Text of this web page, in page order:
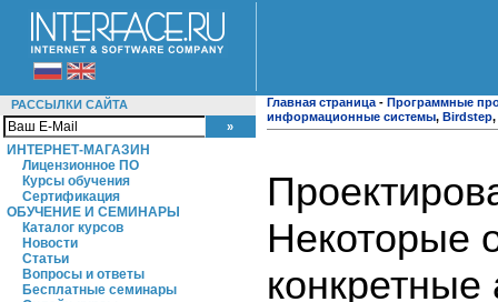
РАССЫЛКИ САЙТА
ИНТЕРНЕТ-МАГАЗИН
Лицензионное ПО
Курсы обучения
Сертификация
ОБУЧЕНИЕ И СЕМИНАРЫ
Каталог курсов
Новости
Статьи
Вопросы и ответы
Бесплатные семинары
Главная страница - Программные
информационные системы, Birdstep,
Некоторые
конкретные